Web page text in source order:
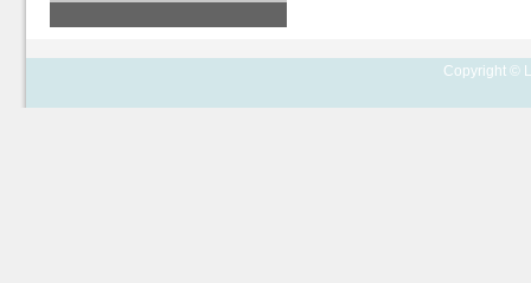
Copyright ©